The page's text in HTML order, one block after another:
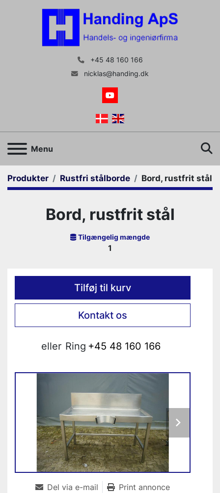
+45 48 160 166
nicklas@handing.dk
youtube
Menu
Produkter Rustfri stålborde Bord, rustfrit stål
Bord, rustfrit stål
Tilgængelig mængde
1
Tilføj til kurv
Kontakt os
eller Ring +45 48 160 166
Del via e-mail Print annonce